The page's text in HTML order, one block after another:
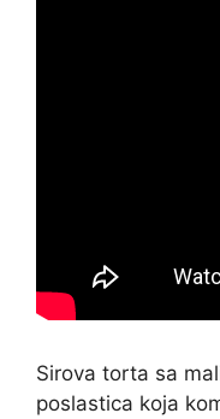
Sirova torta sa
poslastica koja